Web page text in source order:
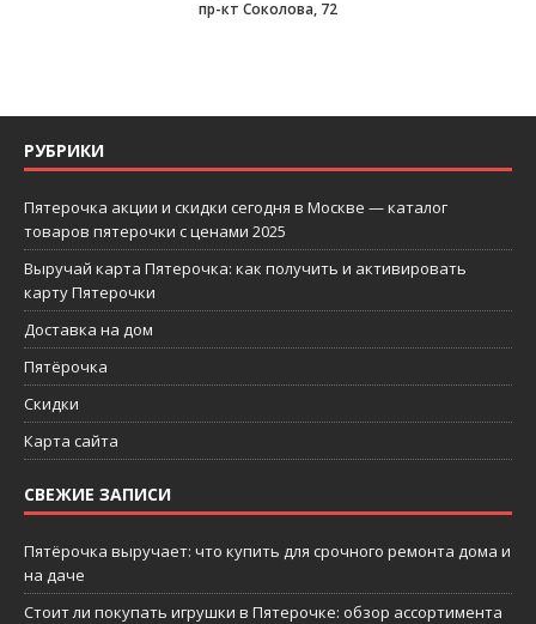
пр-кт Соколова, 72
РУБРИКИ
Пятерочка акции и скидки сегодня в Москве — каталог
товаров пятерочки с ценами 2025
Выручай карта Пятерочка: как получить и активировать
карту Пятерочки
Доставка на дом
Пятёрочка
Скидки
Карта сайта
СВЕЖИЕ ЗАПИСИ
Пятёрочка выручает: что купить для срочного ремонта дома и
на даче
Стоит ли покупать игрушки в Пятерочке: обзор ассортимента